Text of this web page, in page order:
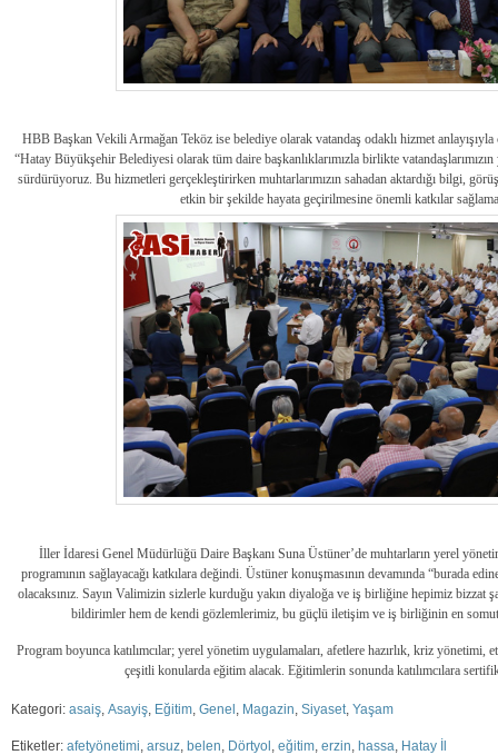
HBB Başkan Vekili Armağan Teköz ise belediye olarak vatandaş odaklı hizmet
“Hatay Büyükşehir Belediyesi olarak tüm daire başkanlıklarımızla birlikte vatandaşlarımızın
sürdürüyoruz. Bu hizmetleri gerçekleştirirken muhtarlarımızın sahadan aktardığı bilgi,
etkin bir şekilde hayata geçirilmesine önemli katkılar
İller İdaresi Genel Müdürlüğü Daire Başkanı Suna Üstüner’de muhtarların yerel
programının sağlayacağı katkılara değindi. Üstüner konuşmasının devamında “burada
olacaksınız. Sayın Valimizin sizlerle kurduğu yakın diyaloğa ve iş birliğine hepimiz bizzat
bildirimler hem de kendi gözlemlerimiz, bu güçlü iletişim ve iş birliğinin en
Program boyunca katılımcılar; yerel yönetim uygulamaları, afetlere hazırlık, kriz
çeşitli konularda eğitim alacak. Eğitimlerin sonunda katılımcılara
Kategori: asaiş Asayiş Eğitim Genel Magazin Siyaset Yaşam
Etiketler: afetyönetimi arsuz belen Dörtyol eğitim erzin hassa Hatay İl